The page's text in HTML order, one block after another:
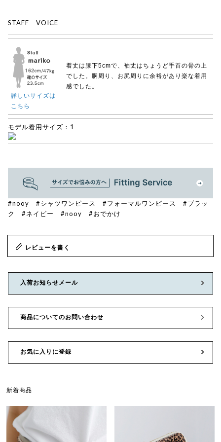
STAFF VOICE
詳しいサイズは
こちら
着丈は膝下5cmで、袖丈はちょうど手首の骨の上
でした。胴周り、お尻周りに余裕があり楽な着用
感でした。
モデル着用サイズ：1
#nooy #シャツワンピース #フォーマルワンピース
#ブラッ
ク
#ネイビー #nooy #おでかけ
レビューを書く
入荷お知らせメール
商品についてのお問い合わせ
お気に入りに登録
新着商品